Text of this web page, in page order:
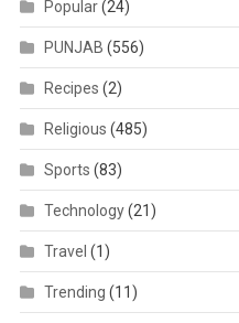
Popular(24)
PUNJAB (556)
Recipes (2)
Religious (485)
Sports (83)
Technology(21)
Travel (1)
Trending (11)